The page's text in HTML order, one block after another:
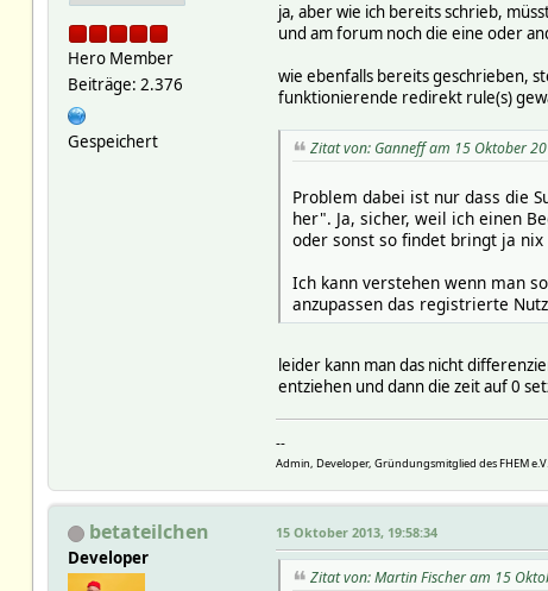
Hero Member
Beiträge: 2.376
Gespeichert
ja, aber wie ich bereits schrieb,
und am forum noch die eine oder
wie ebenfalls bereits geschrieben,
funktionierende redirekt rule(s)
Zitat von: Ganneff am 15 Oktober
Problem dabei ist nur dass die
her". Ja, sicher, weil ich einen
oder sonst so findet bringt ja
Ich kann verstehen wenn man
anzupassen das registrierte
leider kann man das nicht
entziehen und dann die zeit auf 0
--
Admin, Developer, Gründungsmitglied des FHEM e.V.
betateilchen
Developer
15 Oktober 2013, 19:58:34
Zitat von: Martin Fischer am 15